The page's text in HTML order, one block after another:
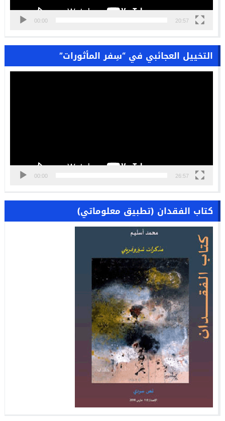
00:00 20:57
التخييل العجائبي في “سِفر المأثورات”
مشغل
00:00 26:57
كتاب الفقدان (تطبيق معلوماتي)